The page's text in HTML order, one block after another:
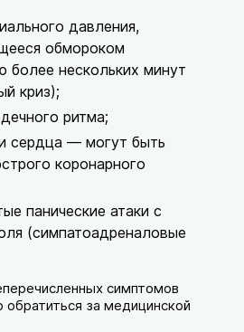
давления,
обмороком
более нескольких минут
криз);
ритма;
сердца — могут быть
коронарного
панические атаки с
(симпатоадреналовые
симптомов
за медицинской